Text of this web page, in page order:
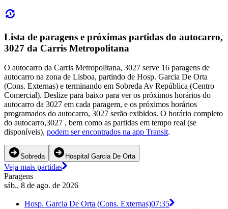
Lista de paragens e próximas partidas do autocarro,
3027 da Carris Metropolitana
O autocarro da Carris Metropolitana, 3027 serve 16 paragens de
autocarro na zona de Lisboa, partindo de Hosp. Garcia De Orta
(Cons. Externas) e terminando em Sobreda Av República (Centro
Comercial). Deslize para baixo para ver os próximos horários do
autocarro da 3027 em cada paragem, e os próximos horários
programados do autocarro, 3027 serão exibidos. O horário completo
do autocarro,3027 , bem como as partidas em tempo real (se
disponíveis), podem ser encontrados na app Transit.
Sobreda Hospital Garcia De Orta
Veja mais partidas
Paragens
sáb., 8 de ago. de 2026
Hosp. Garcia De Orta (Cons. Externas)07:35